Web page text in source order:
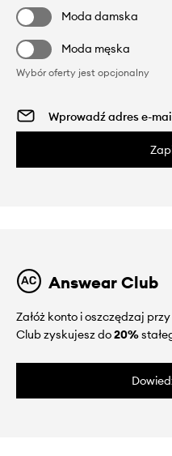
Moda damska
Moda męska
Wybór oferty jest opcjonalny
Answear Club
Załóż konto i oszczędzaj
Club zyskujesz do20%